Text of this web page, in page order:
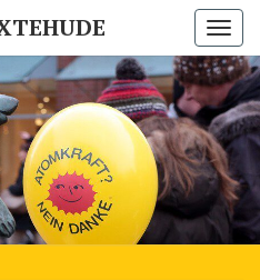
Buxtehuder
Mahnwache
Für Den
Atomausstieg